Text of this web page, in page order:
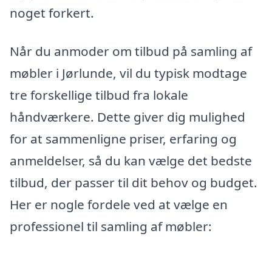
noget forkert.
Når du anmoder om tilbud på samling af
møbler i Jørlunde, vil du typisk modtage
tre forskellige tilbud fra lokale
håndværkere. Dette giver dig mulighed
for at sammenligne priser, erfaring og
anmeldelser, så du kan vælge det bedste
tilbud, der passer til dit behov og budget.
Her er nogle fordele ved at vælge en
professionel til samling af møbler: